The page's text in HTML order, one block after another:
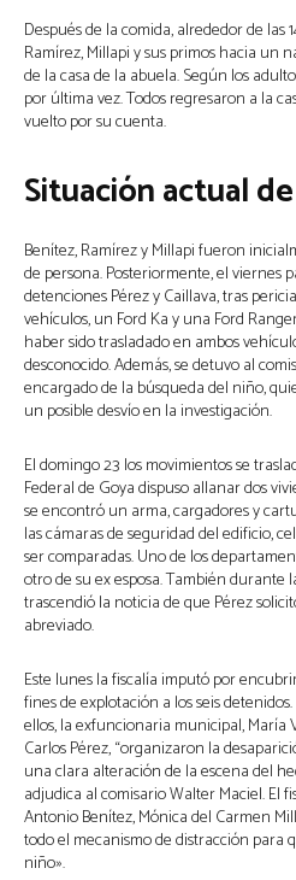
Después de la comida, alrededor de las
Ramírez, Millapi y sus primos hacia un
de la casa de la abuela. Según los
por última vez. Todos regresaron a la
vuelto por su cuenta.
Situación actual
Benítez, Ramírez y Millapi fueron
de persona. Posteriormente, el viernes
detenciones Pérez y Caillava, tras
vehículos, un Ford Ka y una Ford
haber sido trasladado en ambos
desconocido. Además, se detuvo al
encargado de la búsqueda del niño,
un posible desvío en la investigación.
El domingo 23 los movimientos se
Federal de Goya dispuso allanar dos
se encontró un arma, cargadores y
las cámaras de seguridad del edificio,
ser comparadas. Uno de los
otro de su ex esposa. También durante
trascendió la noticia de que Pérez
abreviado.
Este lunes la fiscalía imputó por
fines de explotación a los seis
ellos, la exfuncionaria municipal, María
Carlos Pérez, “organizaron la
una clara alteración de la escena del
adjudica al comisario Walter Maciel. El
Antonio Benítez, Mónica del Carmen
todo el mecanismo de distracción para
niño».